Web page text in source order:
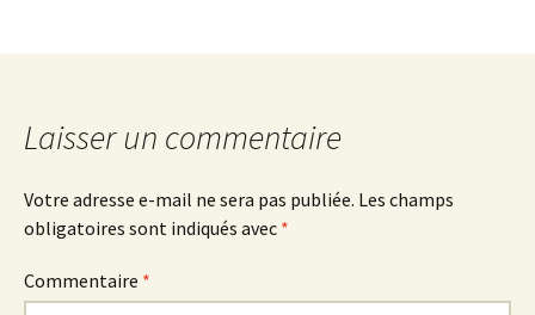
Laisser un commentaire
Votre adresse e-mail ne sera pas publiée. Les champs
obligatoires sont indiqués avec *
Commentaire *